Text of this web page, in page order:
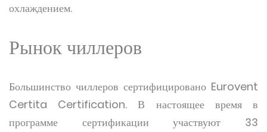
охлаждением.
Рынок чиллеров
Большинство чиллеров сертифицировано Eurovent
Certita Certification. В настоящее время в
программе сертификации участвуют 33